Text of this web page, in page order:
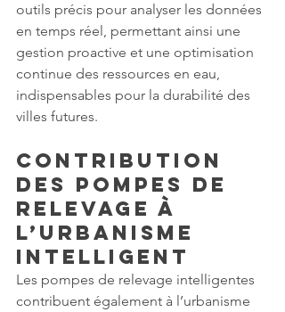
outils précis pour analyser les données
en temps réel, permettant ainsi une
gestion proactive et une optimisation
continue des ressources en eau,
indispensables pour la durabilité des
villes futures.
Contribution
des Pompes de
Relevage à
l’Urbanisme
Intelligent
Les pompes de relevage intelligentes
contribuent également à l’urbanisme